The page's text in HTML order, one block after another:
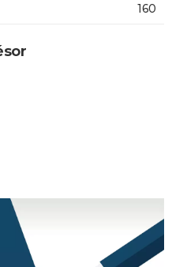
160